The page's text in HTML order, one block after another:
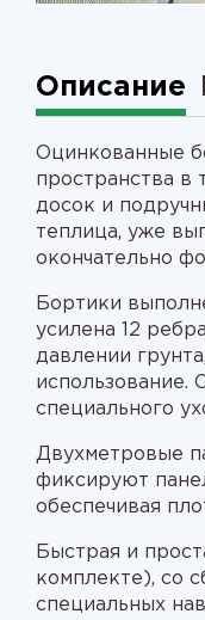
Описание
Оцинкованные
пространства в
досок и
теплица, уже
окончательно
Бортики
усилена 12
давлении
использование.
специального
Двухметровые
фиксируют
обеспечивая
Быстрая и
комплекте), со
специальных